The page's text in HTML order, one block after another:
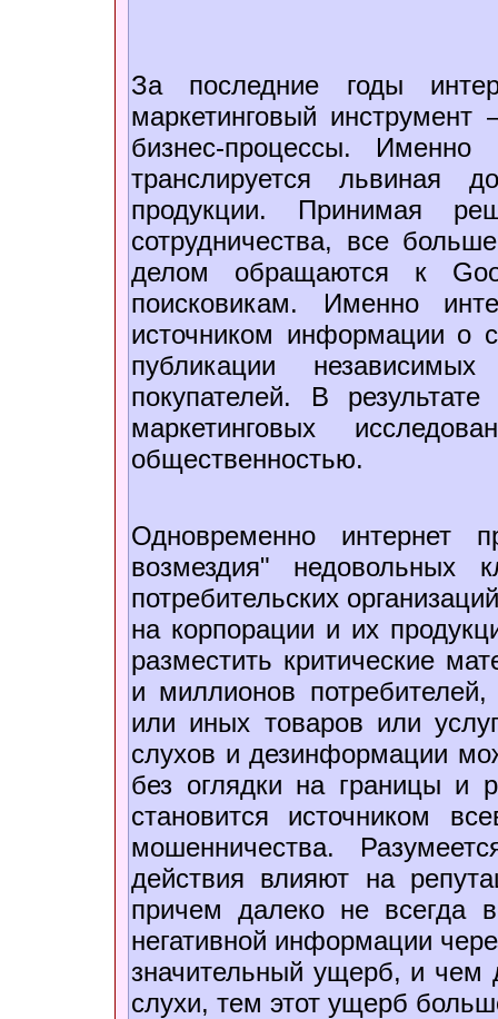
За последние годы
маркетинговый
бизнес-процессы. Именно
транслируется
продукции. Принимая
сотрудничества, все
делом обращаются к
поисковикам. Именно
источником информации о
публикации
покупателей. В
маркетинговых
общественностью.
Одновременно интернет
возмездия" недовольных
потребительских
на корпорации и их
разместить критические
и миллионов
или иных товаров или
слухов и дезинформации
без оглядки на границы и
становится источником
мошенничества.
действия влияют на
причем далеко не всегда
негативной информации
значительный ущерб, и чем
слухи, тем этот ущерб